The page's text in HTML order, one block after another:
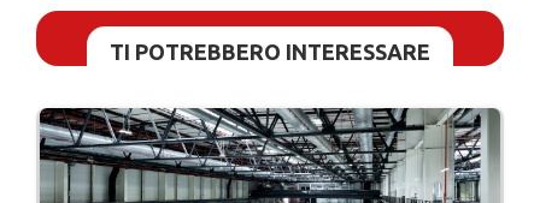
TI POTREBBERO INTERESSARE